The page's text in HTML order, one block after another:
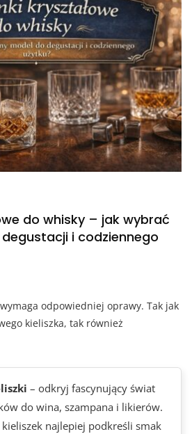
do whisky – jak wybrać
i codziennego
odpowiedniej oprawy. Tak jak
kieliszka, tak również
– odkryj fascynujący świat
do wina, szampana i likierów.
najlepiej podkreśli smak